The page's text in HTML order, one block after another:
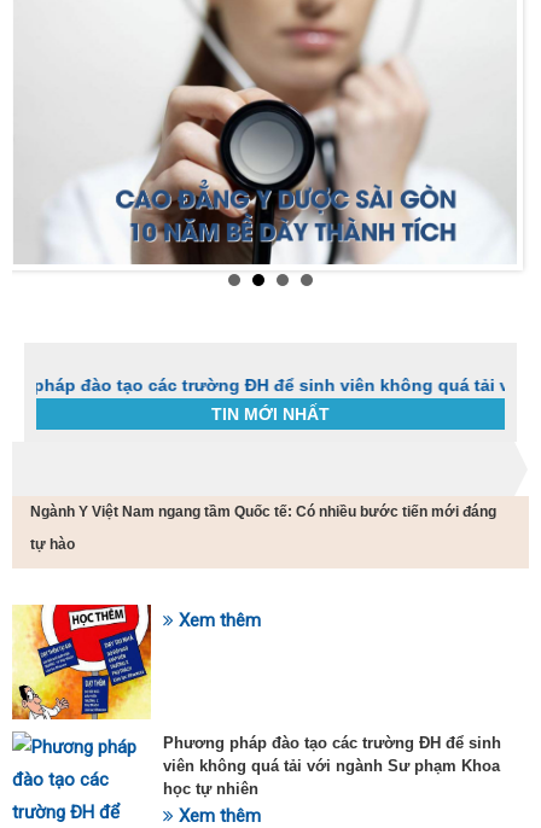
đào tạo các trường ĐH để sinh viên không quá tải với ngành
TIN MỚI NHẤT
Ngành Y Việt Nam ngang tầm Quốc tế: Có nhiều bước tiến mới đáng
tự hào
SỰ KIỆN HOT Xem thêm
Phương pháp đào tạo các trường ĐH để sinh
viên không quá tải với ngành Sư phạm Khoa
học tự nhiên
Xem thêm